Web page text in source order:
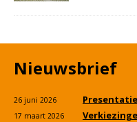
Nieuwsbrief
26 juni 2026
17 maart 2026